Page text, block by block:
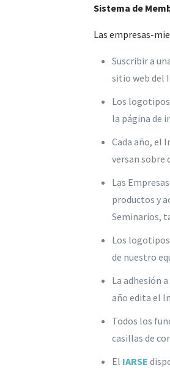
Sistema de
Las empresas-
Suscribir a
sitio web del
Los
la página de
Cada año, el
versan sobre
Las
productos y
Seminarios,
Los
de nuestro
La adhesión
año edita el
Todos los
casillas de
El IARSE